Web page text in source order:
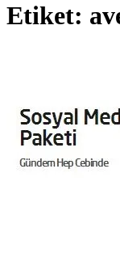
Etiket: